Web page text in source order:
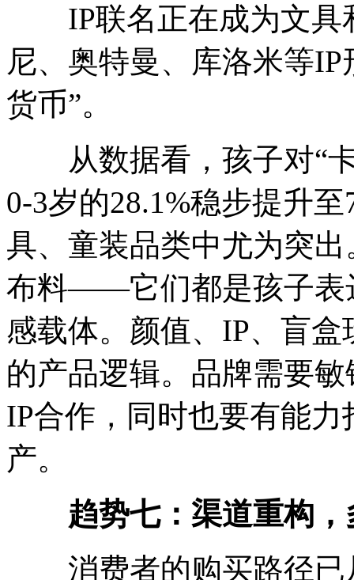
IP联名正在成为文具
尼、奥特曼、库洛米等
货币”。
从数据看，孩子对“卡
0-3岁的28.1%稳步提升
具、童装品类中尤为突
布料——它们都是孩子表
感载体。颜值、IP、盲
的产品逻辑。品牌需要
IP合作，同时也要有能
产。
趋势七：渠道重构
消费者的购买路径已